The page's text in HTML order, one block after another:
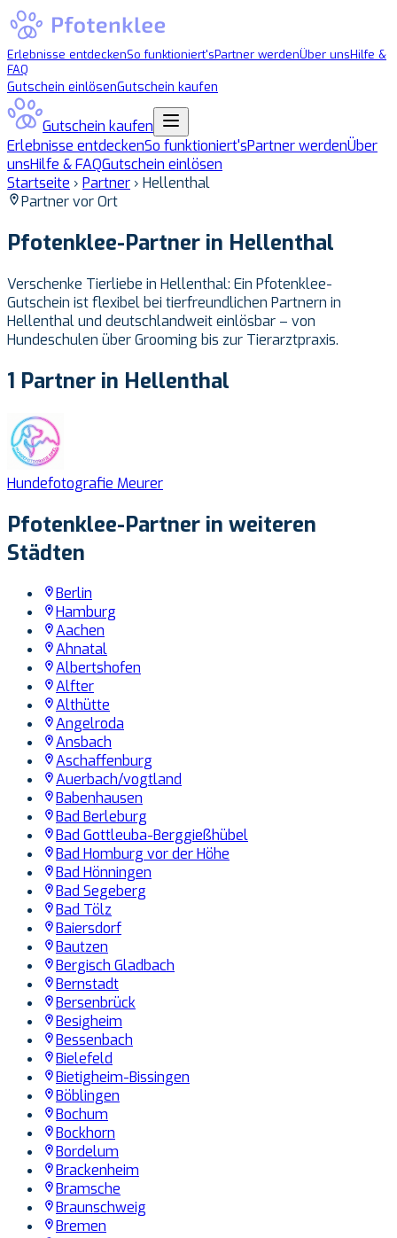
Erlebnisse entdeckenSo funktioniert'sPartner werdenÜber unsHilfe &
FAQ
Gutschein einlösenGutschein kaufen
Gutschein kaufen
Erlebnisse entdeckenSo funktioniert'sPartner werdenÜber
unsHilfe & FAQGutschein einlösen
Startseite › Partner › Hellenthal
Partner vor Ort
Pfotenklee-Partner in Hellenthal
Verschenke Tierliebe in Hellenthal: Ein Pfotenklee-
Gutschein ist flexibel bei tierfreundlichen Partnern in
Hellenthal und deutschlandweit einlösbar – von
Hundeschulen über Grooming bis zur Tierarztpraxis.
1 Partner in Hellenthal
Hundefotografie Meurer
Pfotenklee-Partner in weiteren
Städten
Berlin
Hamburg
Aachen
Ahnatal
Albertshofen
Alfter
Althütte
Angelroda
Ansbach
Aschaffenburg
Auerbach/vogtland
Babenhausen
Bad Berleburg
Bad Gottleuba-Berggießhübel
Bad Homburg vor der Höhe
Bad Hönningen
Bad Segeberg
Bad Tölz
Baiersdorf
Bautzen
Bergisch Gladbach
Bernstadt
Bersenbrück
Besigheim
Bessenbach
Bielefeld
Bietigheim-Bissingen
Böblingen
Bochum
Bockhorn
Bordelum
Brackenheim
Bramsche
Braunschweig
Bremen